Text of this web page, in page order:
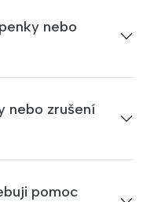
nebo
nebo zrušení
pomoc